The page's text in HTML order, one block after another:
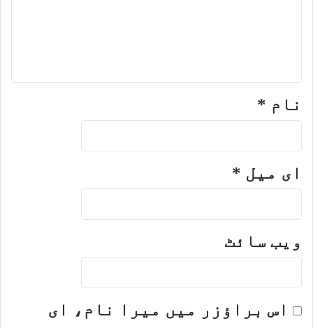
نام *
ای میل *
ویب‌ سائٹ
اس براؤزر میں میرا نام، ای